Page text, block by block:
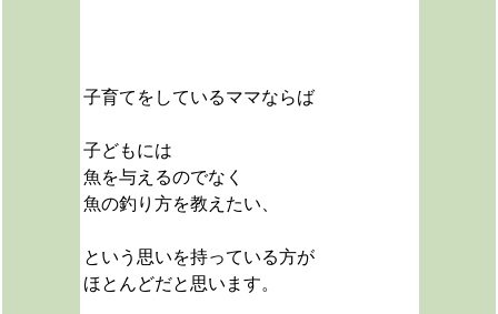
子育てをしているママならば
子どもには
魚を与えるのでなく
魚の釣り方を教えたい、
という思いを持っている方が
ほとんどだと思います。